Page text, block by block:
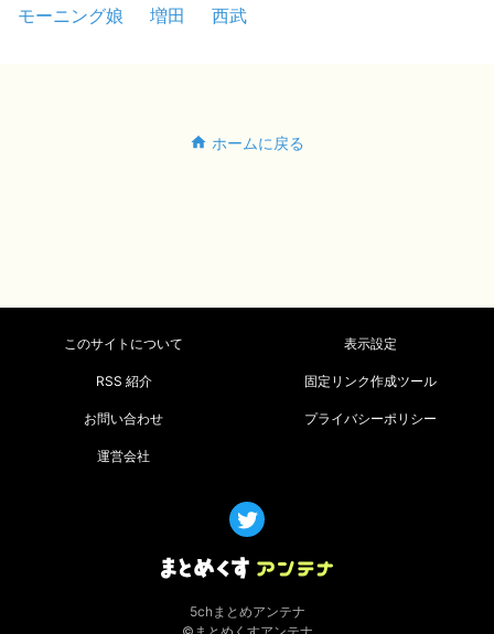
モーニング娘
増田 西武
ホームに戻る
このサイトについて 表示設定
RSS 紹介 固定リンク作成ツール
お問い合わせ プライバシーポリシー
運営会社
5chまとめアンテナ